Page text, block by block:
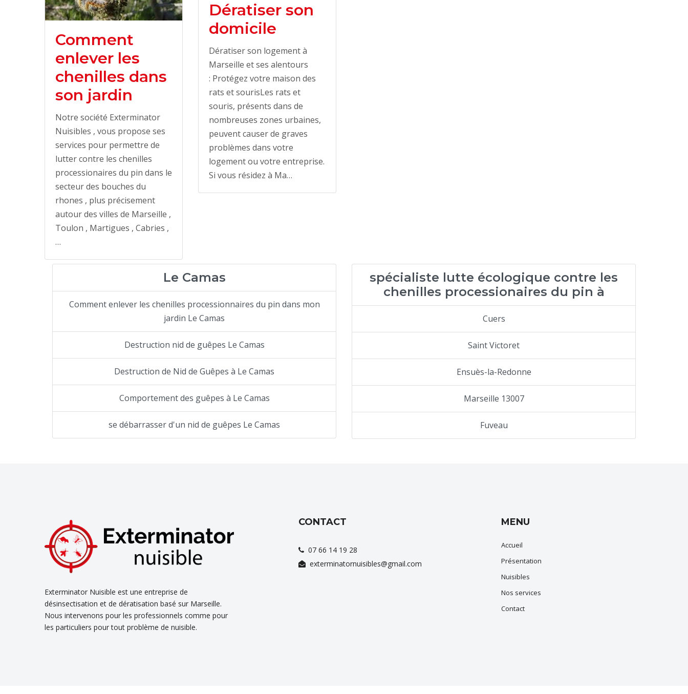
Comment
enlever les
chenilles dans
son jardin
Notre société Exterminator
Nuisibles , vous propose ses
services pour permettre de
lutter contre les chenilles
processionaires du pin dans le
secteur des bouches du
rhones , plus précisement
autour des villes de Marseille ,
Toulon , Martigues , Cabries ,
…
Dératiser son
domicile
Dératiser son logement à
Marseille et ses alentours
: Protégez votre maison des
rats et sourisLes rats et
souris, présents dans de
nombreuses zones urbaines,
peuvent causer de graves
problèmes dans votre
logement ou votre entreprise.
Si vous résidez à Ma…
Le Camas
Comment enlever les chenilles processionnaires du pin dans mon
jardin Le Camas
Destruction nid de guêpes Le Camas
Destruction de Nid de Guêpes à Le Camas
Comportement des guêpes à Le Camas
se débarrasser d'un nid de guêpes Le Camas
spécialiste lutte écologique contre les
chenilles processionaires du pin à
Cuers
Saint Victoret
Ensuès-la-Redonne
Marseille 13007
Fuveau
Exterminator Nuisible est une entreprise de
désinsectisation et de dératisation basé sur Marseille.
Nous intervenons pour les professionnels comme pour
les particuliers pour tout problème de nuisible.
CONTACT
07 66 14 19 28
exterminatornuisibles@gmail.com
MENU
Accueil
Présentation
Nuisibles
Nos services
Contact